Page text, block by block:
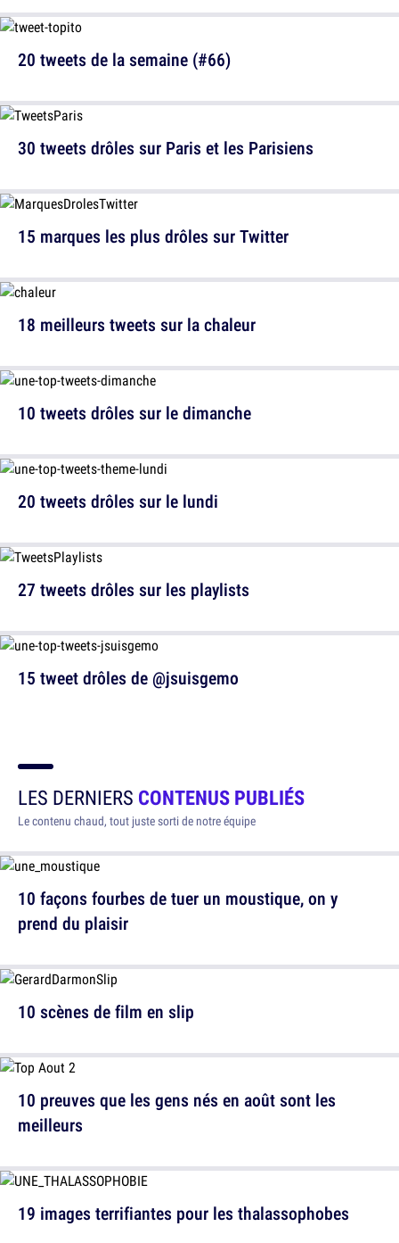
30 tweets drôles sur Paris et les Parisiens
18 meilleurs tweets sur la chaleur
20 tweets drôles sur le lundi
15 tweet drôles de @jsuisgemo
20 tweets de la semaine (#66)
15 marques les plus drôles sur Twitter
10 tweets drôles sur le dimanche
27 tweets drôles sur les playlists
LES DERNIERS CONTENUS PUBLIÉS
Le contenu chaud, tout juste sorti de notre équipe
10 façons fourbes de tuer un moustique, on y
prend du plaisir
10 preuves que les gens nés en août sont les
meilleurs
10 scènes de film en slip
19 images terrifiantes pour les thalassophobes